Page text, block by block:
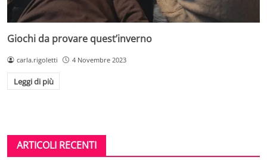
Giochi da provare quest’inverno
carla.rigoletti 4 Novembre 2023
Leggi di più
ARTICOLI RECENTI